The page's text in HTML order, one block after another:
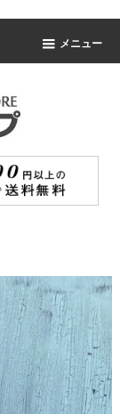
メニュー